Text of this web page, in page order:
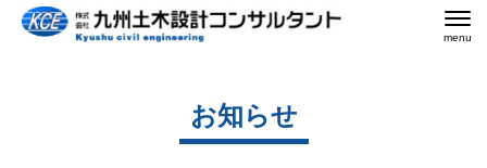
menu
お知らせ